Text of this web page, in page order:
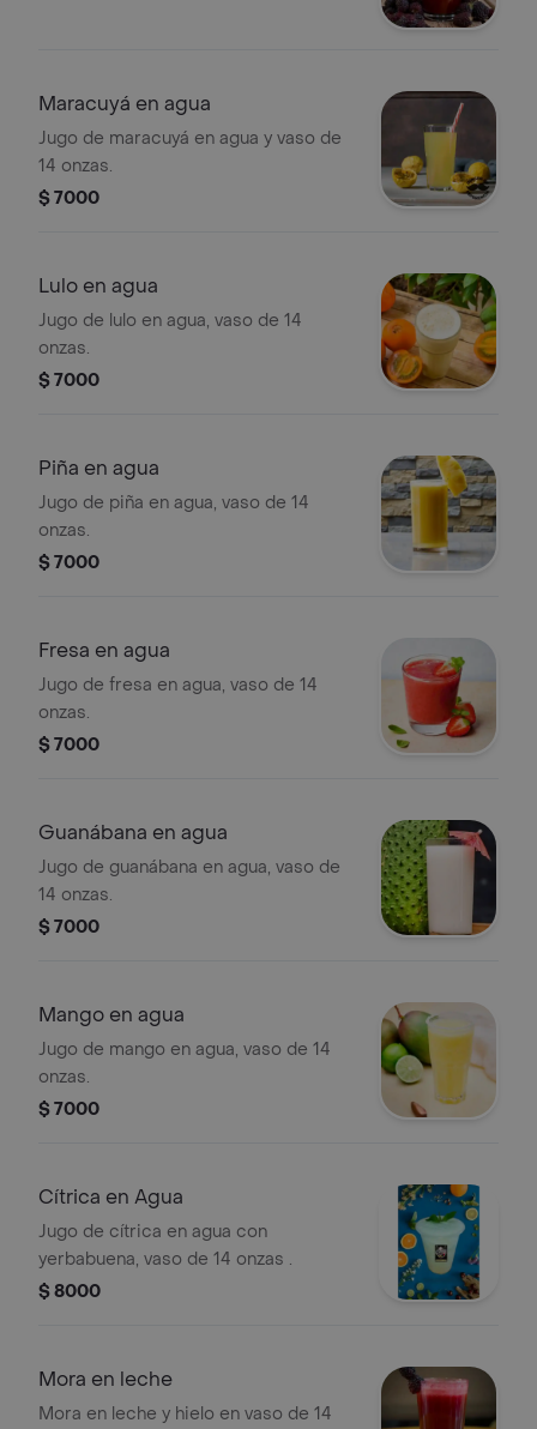
Maracuyá en agua
Jugo de maracuyá en agua y vaso de
14 onzas.
$ 7000
Lulo en agua
Jugo de lulo en agua, vaso de 14
onzas.
$ 7000
Piña en agua
Jugo de piña en agua, vaso de 14
onzas.
$ 7000
Fresa en agua
Jugo de fresa en agua, vaso de 14
onzas.
$ 7000
Guanábana en agua
Jugo de guanábana en agua, vaso de
14 onzas.
$ 7000
Mango en agua
Jugo de mango en agua, vaso de 14
onzas.
$ 7000
Cítrica en Agua
Jugo de cítrica en agua con
yerbabuena, vaso de 14 onzas .
$ 8000
Mora en leche
Mora en leche y hielo en vaso de 14